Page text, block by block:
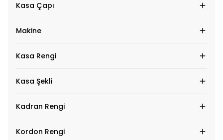
Kasa Çapı
Makine
Kasa Rengi
Kasa Şekli
Kadran Rengi
Kordon Rengi